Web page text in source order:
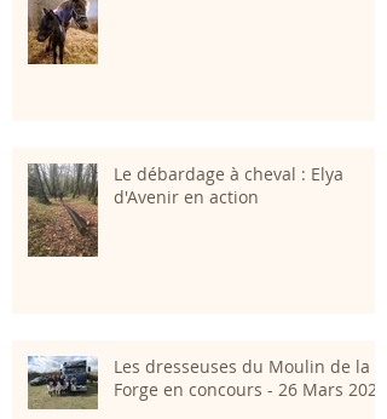
Le débardage à cheval : Elya
d'Avenir en action
Les dresseuses du Moulin de la
Forge en concours - 26 Mars 2023